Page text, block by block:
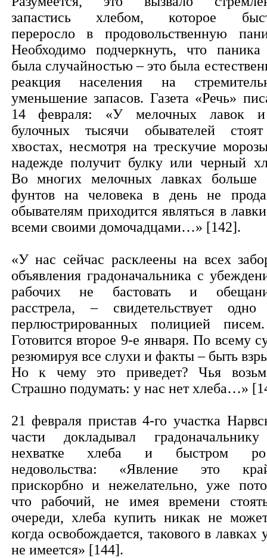
запастись хлебом, которое
переросло в продовольственную
Необходимо подчеркнуть, что
была случайностью – это была
реакция населения на
уменьшение запасов. Газета «Речь»
14 февраля: «У мелочных лавок
булочных тысячи обывателей
хвостах, несмотря на трескучие
надежде получит булку или черный
Во многих мелочных лавках больше
фунтов на человека в день не
обывателям приходится являться в
всеми своими домочадцами…» [142].
«У нас сейчас расклеены на всех
объявления градоначальника с
рабочих не бастовать и
расстрела, – свидетельствует
перлюстрированных полицией
Готовится второе 9-е января. По всему
резюмируя все слухи и факты – быть
Но к чему это приведет? Чья
Страшно подумать: у нас нет хлеба…»
21 февраля пристав 4-го участка
части докладывал
нехватке хлеба и быстром
недовольства: «Явление это
прискорбно и нежелательно, уже
что рабочий, не имея времени
очереди, хлеба купить никак не
когда освобождается, такового в лавках
не имеется» [144].